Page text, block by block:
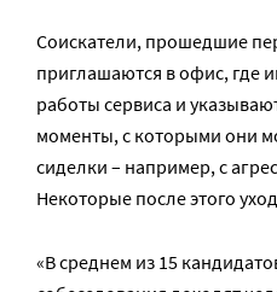
Соискатели, прошедшие
приглашаются в офис, где
работы сервиса и
моменты, с которыми они
сиделки – например, с
Некоторые после этого
«В среднем из 15